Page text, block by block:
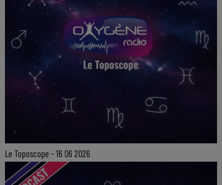
Le Toposcope - 16 06 2026